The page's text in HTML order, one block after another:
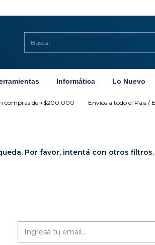
Informática Lo Nuevo
compras de +$200.000 Envíos a todo el País /
Por favor, intentá con otros filtros.